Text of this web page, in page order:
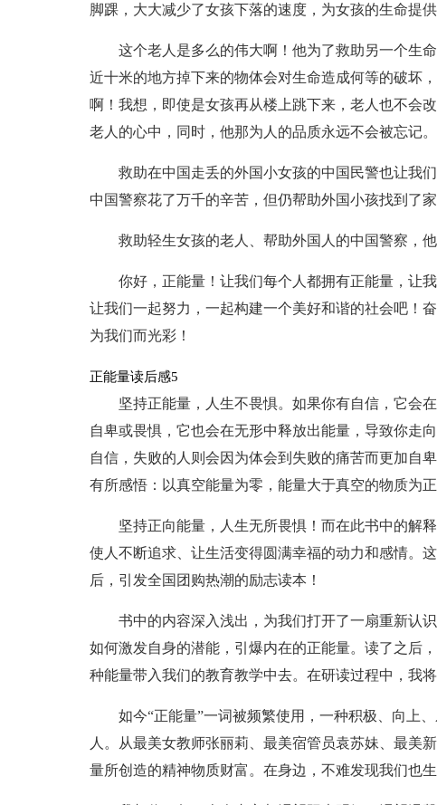
脚踝，大大减少了女孩下落的速度，为女孩的生命提供
这个老人是多么的伟大啊！他为了救助另一个生
近十米的地方掉下来的物体会对生命造成何等的破坏
啊！我想，即使是女孩再从楼上跳下来，老人也不会
老人的心中，同时，他那为人的品质永远不会被忘记。
救助在中国走丢的外国小女孩的中国民警也让我
中国警察花了万千的辛苦，但仍帮助外国小孩找到了
救助轻生女孩的老人、帮助外国人的中国警察，
你好，正能量！让我们每个人都拥有正能量，让
让我们一起努力，一起构建一个美好和谐的社会吧！
为我们而光彩！
正能量读后感5
坚持正能量，人生不畏惧。如果你有自信，它会
自卑或畏惧，它也会在无形中释放出能量，导致你走
自信，失败的人则会因为体会到失败的痛苦而更加自
有所感悟：以真空能量为零，能量大于真空的物质为
坚持正向能量，人生无所畏惧！而在此书中的解
使人不断追求、让生活变得圆满幸福的动力和感情。
后，引发全国团购热潮的励志读本！
书中的内容深入浅出，为我们打开了一扇重新认
如何激发自身的潜能，引爆内在的正能量。读了之后
种能量带入我们的教育教学中去。在研读过程中，我将
如今“正能量”一词被频繁使用，一种积极、向上
人。从最美女教师张丽莉、最美宿管员袁苏妹、最美
量所创造的精神物质财富。在身边，不难发现我们也